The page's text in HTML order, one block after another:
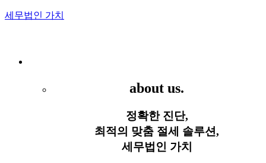
세무법인 가치
about us.
정확한 진단,
최적의 맞춤 절세 솔루션,
세무법인 가치